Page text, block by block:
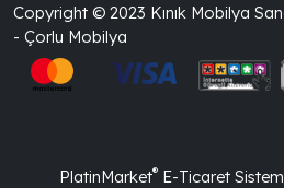
Copyright © 2023 Kınık Mobilya
- Çorlu Mobilya
PlatinMarket® E-Ticaret